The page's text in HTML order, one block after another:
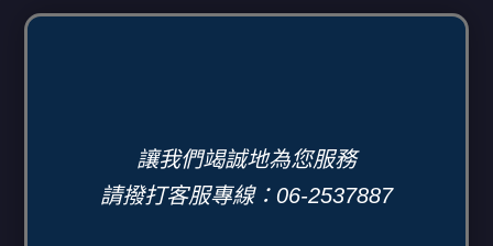
讓我們竭誠地為您服務
請撥打客服專線：06-2537887